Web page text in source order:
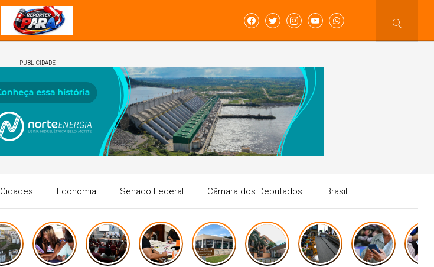
PUBLICIDADE
Cidades Economia Senado Federal Câmara dos Deputados Brasil